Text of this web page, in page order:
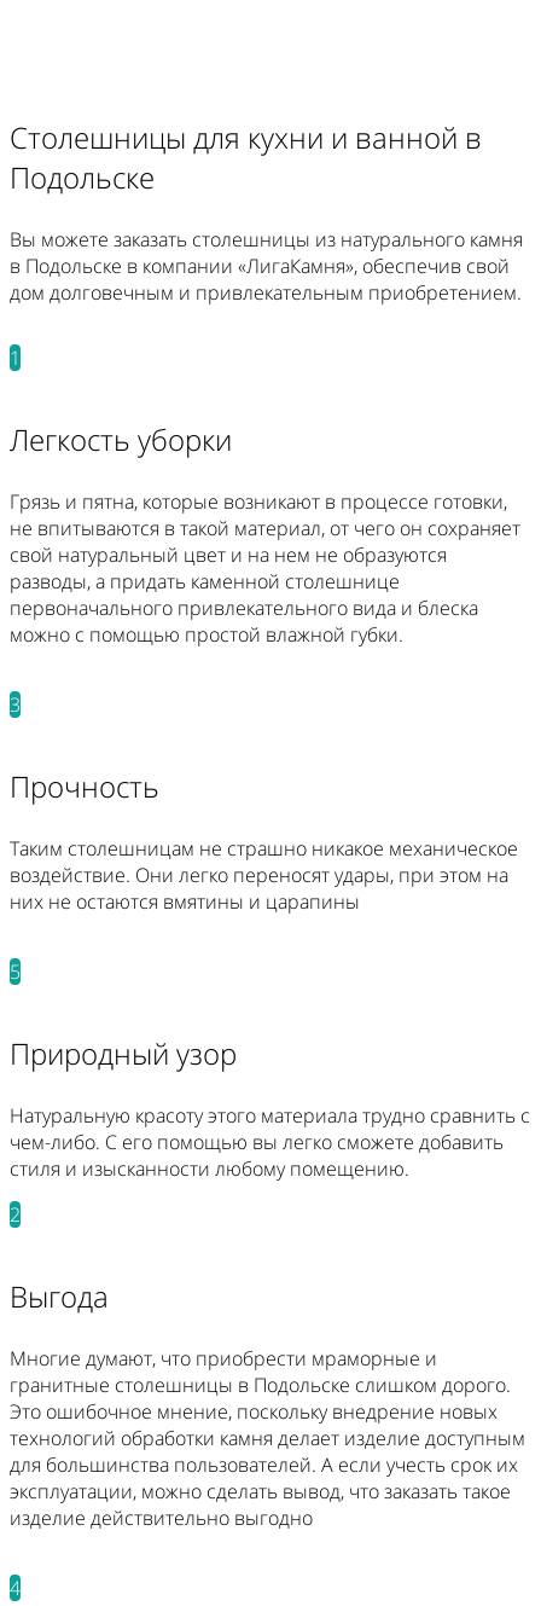
Столешницы для кухни и ванной в
Подольске
Вы можете заказать столешницы из натурального камня
в Подольске в компании «ЛигаКамня», обеспечив свой
дом долговечным и привлекательным приобретением.
1
Легкость уборки
Грязь и пятна, которые возникают в процессе готовки,
не впитываются в такой материал, от чего он сохраняет
свой натуральный цвет и на нем не образуются
разводы, а придать каменной столешнице
первоначального привлекательного вида и блеска
можно с помощью простой влажной губки.
3
Прочность
Таким столешницам не страшно никакое механическое
воздействие. Они легко переносят удары, при этом на
них не остаются вмятины и царапины
5
Природный узор
Натуральную красоту этого материала трудно сравнить с
чем-либо. С его помощью вы легко сможете добавить
стиля и изысканности любому помещению.
2
Выгода
Многие думают, что приобрести мраморные и
гранитные столешницы в Подольске слишком дорого.
Это ошибочное мнение, поскольку внедрение новых
технологий обработки камня делает изделие доступным
для большинства пользователей. А если учесть срок их
эксплуатации, можно сделать вывод, что заказать такое
изделие действительно выгодно
4